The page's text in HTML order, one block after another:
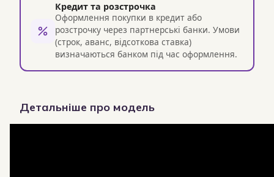
Кредит та розстрочка
Оформлення покупки в кредит або
розстрочку через партнерські банки. Умови
(строк, аванс, відсоткова ставка)
визначаються банком під час оформлення.
Детальніше про модель